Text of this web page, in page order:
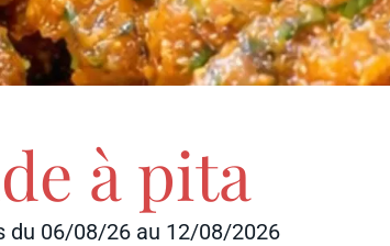
à pita
du 06/08/26 au 12/08/2026